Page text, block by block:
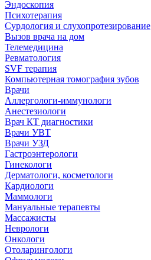
Эндоскопия
Психотерапия
Сурдология и слухопротезирование
Вызов врача на дом
Телемедицина
Ревматология
SVF терапия
Компьютерная томография зубов
Врачи
Аллергологи-иммунологи
Анестезиологи
Врач КТ диагностики
Врачи УВТ
Врачи УЗД
Гастроэнтерологи
Гинекологи
Дерматологи, косметологи
Кардиологи
Маммологи
Мануальные терапевты
Массажисты
Неврологи
Онкологи
Отоларингологи